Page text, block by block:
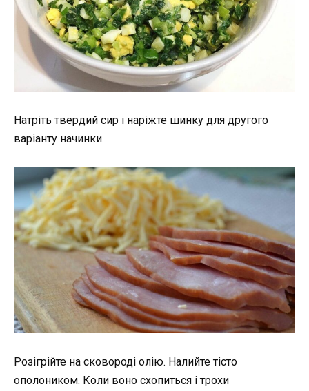
Натріть твердий сир і наріжте шинку для другого
варіанту начинки.
Розігрійте на сковороді олію. Налийте тісто
ополоником. Коли воно схопиться і трохи